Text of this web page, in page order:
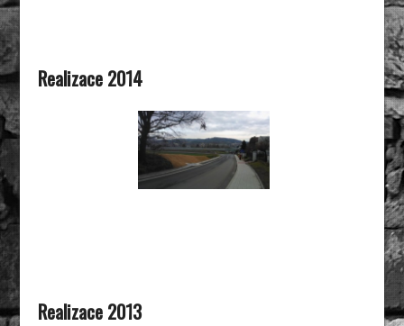
Realizace 2014
Realizace 2013